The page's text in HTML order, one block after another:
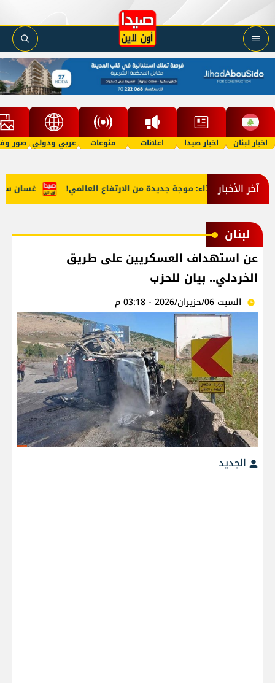
اخبار لبنان اخبار صيدا اعلانات منوعات عربي ودولي صور
آخر الأخبار غسان أسعار الغذاء: موجة جديدة من الارتفاع العالمي!
لبنان
عن استهداف العسكريين على طريق
الخردلي.. بيان للحزب
السبت 06/حزيران/2026 - 03:18 م
الجديد